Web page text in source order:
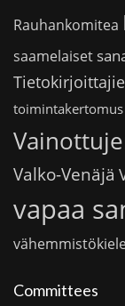
Rauhankomitea
saamelaiset
toimintakertomus
Valko-Venäjä
vapaa
Committees